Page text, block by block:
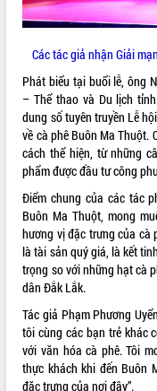
Họp báo thông tin về Hội nghị
Quy hoạch và Xúc tiến đầu tư
Lắk
Khơi thông điểm nghẽn, đẩy
giải ngân vốn khắc phục thiên
HĐND tỉnh thông qua điều
hoạch tỉnh thời kỳ 2021-2030
Hội thảo góp ý hồ sơ điều
hoạch tỉnh Đắk Lắk thời kỳ
tầm nhìn đến năm 2050
Nâng cao hiệu quả hoạt động
doanh nghiệp nhà nước
Hội nghị triển khai kết nối mạng
truyền số liệu chuyên dùng
quan Đảng, Nhà nước
Lễ phát động chuỗi hoạt động
tay làm sạch môi trường
Xã Ea Kar bước chuyển mình
công tác cải cách hành chính
mới
Các tác giả nhận Giải
Phát biểu tại buổi lễ, ông
– Thể thao và Du lịch
dung số tuyên truyền Lễ
về cà phê Buôn Ma Thuột.
cách thể hiện, từ những
phẩm được đầu tư công
Điểm chung của các tác
Buôn Ma Thuột, mong
hương vị đặc trưng của cà
là tài sản quý giá, là kết
trọng so với những hạt cà
dân Đắk Lắk.
Tác giả Phạm Phương
tôi cùng các bạn trẻ khác
với văn hóa cà phê. Tôi
thực khách khi đến Buôn
đặc trưng của nơi đây”.